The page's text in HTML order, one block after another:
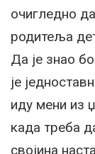
очигледно
родитеља
Да је знао
је
иду мени из
када треба
својина